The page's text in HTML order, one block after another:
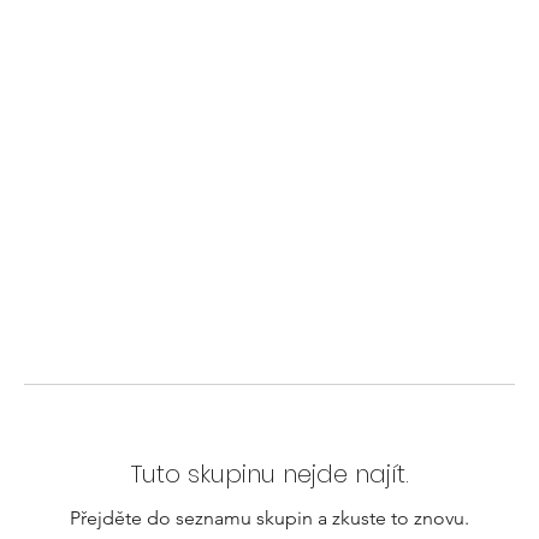
Tuto skupinu nejde najít.
Přejděte do seznamu skupin a zkuste to znovu.